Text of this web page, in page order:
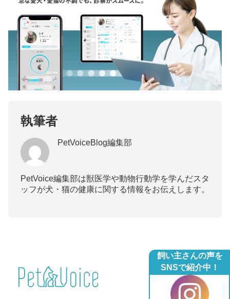
飼い主さんの声を
SNSで紹介中！
執筆者
PetVoiceBlog編集部
PetVoice編集部は獣医学や動物行動学を学んだスタ
ッフが犬・猫の健康に関する情報をお伝えします。